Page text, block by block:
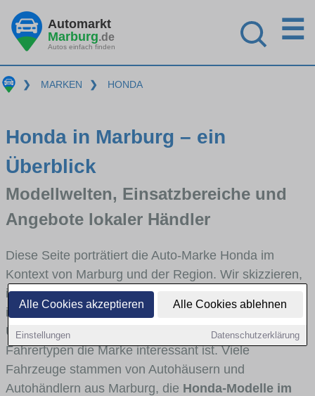
Alle Cookies akzeptieren Alle Cookies ablehnen
Einstellungen Datenschutzerklärung
Automarkt
Marburg.de
Autos einfach finden
☰
❯ MARKEN ❯ HONDA
Honda in Marburg – ein
Überblick
Modellwelten, Einsatzbereiche und
Angebote lokaler Händler
Diese Seite porträtiert die Auto-Marke Honda im
Kontext von Marburg und der Region. Wir skizzieren,
in welchen Fahrzeugklassen Honda stark vertreten
ist, welche Modellreihen häufig im Stadt- und
Umlandverkehr zu sehen sind und für welche
Fahrertypen die Marke interessant ist. Viele
Fahrzeuge stammen von Autohäusern und
Autohändlern aus Marburg, die Honda-Modelle im